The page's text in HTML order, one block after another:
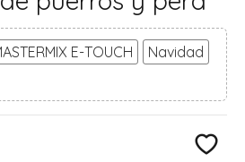
E-TOUCH
Navidad